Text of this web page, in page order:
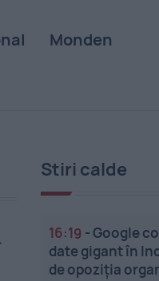
Monden
Stiri calde
16:19 -Google
date gigant în
de opoziția